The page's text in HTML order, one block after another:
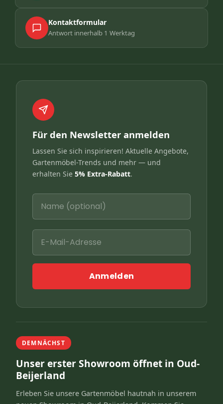
Kontaktformular
Antwort innerhalb 1 Werktag
Für den Newsletter anmelden
Lassen Sie sich inspirieren! Aktuelle Angebote,
Gartenmöbel-Trends und mehr — und
erhalten Sie 5% Extra-Rabatt.
Anmelden
DEMNÄCHST
Unser erster Showroom öffnet in Oud-
Beijerland
Erleben Sie unsere Gartenmöbel hautnah in unserem